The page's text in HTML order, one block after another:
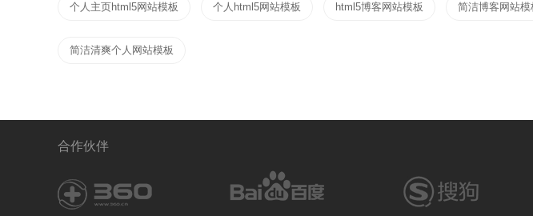
个人主页html5网站模板 个人html5网站模板 html5博客网站模板 简洁博客网站模
简洁清爽个人网站模板
合作伙伴